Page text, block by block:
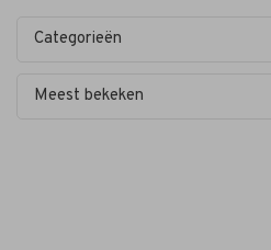
Categorieën
Meest bekeken